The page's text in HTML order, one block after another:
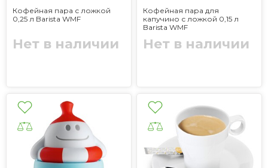
Кофейная пара с ложкой
0,25 л Barista WMF
Нет в наличии
Кофейная пара для
капучино с ложкой 0,15 л
Barista WMF
Нет в наличии